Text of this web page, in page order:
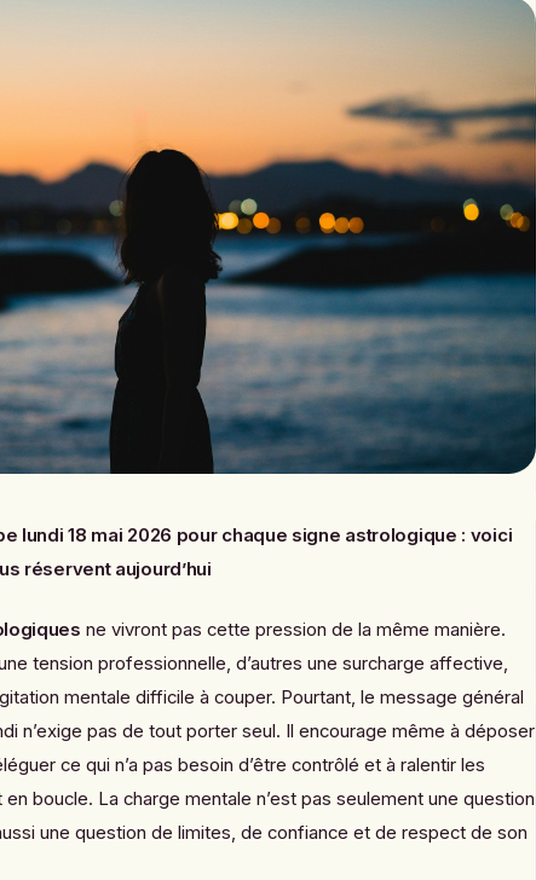
lundi 18 mai 2026 pour chaque signe astrologique : voici
réservent aujourd’hui
ne vivront pas cette pression de la même manière.
tension professionnelle, d’autres une surcharge affective,
mentale difficile à couper. Pourtant, le message général
n’exige pas de tout porter seul. Il encourage même à déposer
ce qui n’a pas besoin d’être contrôlé et à ralentir les
boucle. La charge mentale n’est pas seulement une question
une question de limites, de confiance et de respect de son